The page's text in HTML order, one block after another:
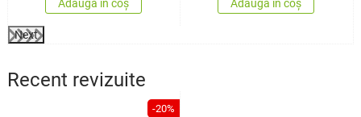
Adaugă în coș Adaugă în coș
Next
Recent revizuite
-20%